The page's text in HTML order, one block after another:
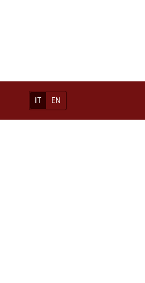
IT EN